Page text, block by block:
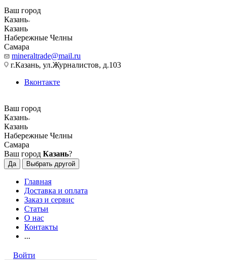
Ваш город
Казань
Казань
Набережные Челны
Самара
mineraltrade@mail.ru
г.Казань, ул.Журналистов, д.103
Вконтакте
Ваш город
Казань
Казань
Набережные Челны
Самара
Ваш город Казань?
Да Выбрать другой
Главная
Доставка и оплата
Заказ и сервис
Статьи
О нас
Контакты
...
Войти